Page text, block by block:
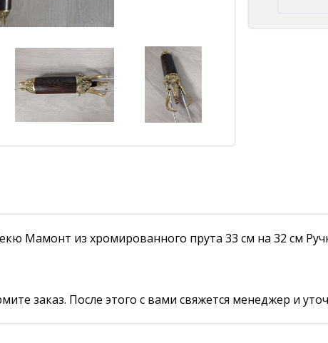
Мамонт из хромированного прута 33 см на 32 см
заказ. После этого с вами свяжется менеджер и